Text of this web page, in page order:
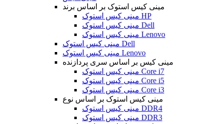
مینی کیس استوک بر اساس برند
مینی کیس استوک HP
مینی کیس استوک Dell
مینی کیس استوک Lenovo
مینی کیس استوک Dell
مینی کیس استوک Lenovo
مینی کیس بر اساس سری پردازنده
مینی کیس استوک Core i7
مینی کیس استوک Core i5
مینی کیس استوک Core i3
مینی کیس استوک بر اساس نوع
مینی کیس استوک DDR4
مینی کیس استوک DDR3